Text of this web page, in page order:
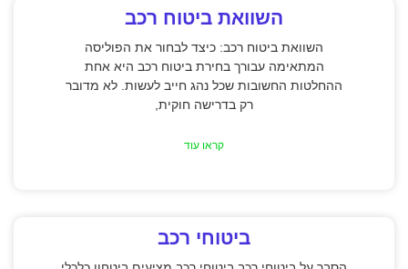
השוואת ביטוח רכב
השוואת ביטוח רכב: כיצד לבחור את הפוליסה
המתאימה עבורך בחירת ביטוח רכב היא אחת
ההחלטות החשובות שכל נהג חייב לעשות. לא מדובר
רק בדרישה חוקית,
קראו עוד
ביטוחי רכב